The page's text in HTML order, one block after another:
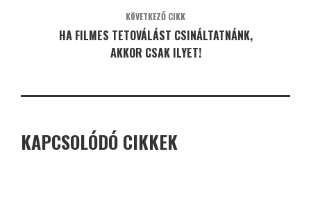
KÖVETKEZŐ CIKK
HA FILMES TETOVÁLÁST CSINÁLTATNÁNK,
AKKOR CSAK ILYET!
KAPCSOLÓDÓ CIKKEK